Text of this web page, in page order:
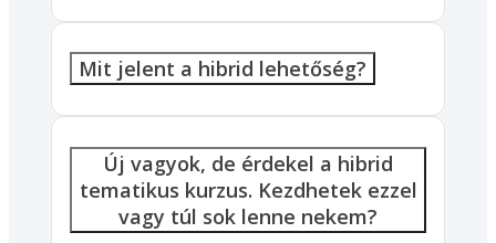
Mit jelent a hibrid lehetőség?
Új vagyok, de érdekel a hibrid
tematikus kurzus. Kezdhetek ezzel
vagy túl sok lenne nekem?